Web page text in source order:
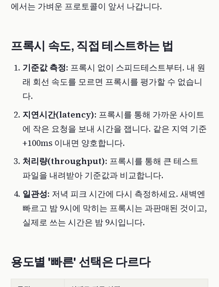
에서는 가벼운 프로토콜이 앞서 나갑니다.
프록시 속도, 직접 테스트하는 법
기준값 측정: 프록시 없이 스피드테스트부터. 내 원
래 회선 속도를 모르면 프록시를 평가할 수 없습니
다.
지연시간(latency): 프록시를 통해 가까운 사이트
에 작은 요청을 보내 시간을 잽니다. 같은 지역 기준
+100ms 이내면 양호합니다.
처리량(throughput): 프록시를 통해 큰 테스트
파일을 내려받아 기준값과 비교합니다.
일관성: 저녁 피크 시간에 다시 측정하세요. 새벽엔
빠르고 밤 9시에 막히는 프록시는 과판매된 것이고,
실제로 쓰는 시간은 밤 9시입니다.
용도별 '빠른' 선택은 다르다